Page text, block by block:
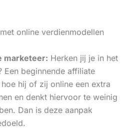
online verdienmodellen
marketeer: Herken jij je in het
Een beginnende affiliate
hij of zij online een extra
en denkt hiervoor te weinig
Dan is deze aanpak